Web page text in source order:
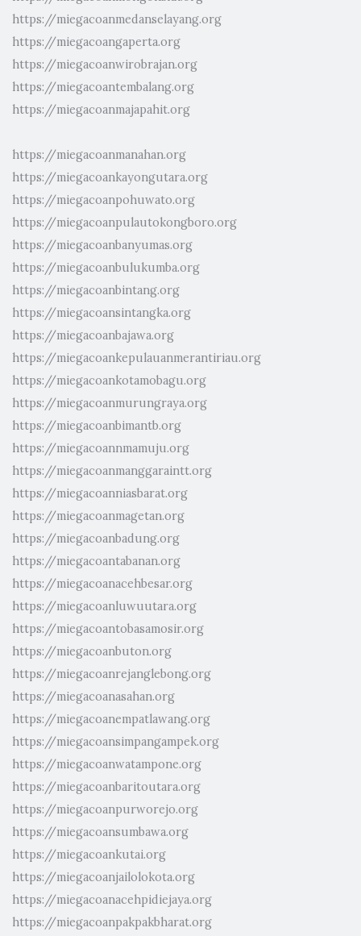
https://miegacoanmedanselayang.org
https://miegacoangaperta.org
https://miegacoanwirobrajan.org
https://miegacoantembalang.org
https://miegacoanmajapahit.org
https://miegacoanmanahan.org
https://miegacoankayongutara.org
https://miegacoanpohuwato.org
https://miegacoanpulautokongboro.org
https://miegacoanbanyumas.org
https://miegacoanbulukumba.org
https://miegacoanbintang.org
https://miegacoansintangka.org
https://miegacoanbajawa.org
https://miegacoankepulauanmerantiriau.org
https://miegacoankotamobagu.org
https://miegacoanmurungraya.org
https://miegacoanbimantb.org
https://miegacoannmamuju.org
https://miegacoanmanggaraintt.org
https://miegacoanniasbarat.org
https://miegacoanmagetan.org
https://miegacoanbadung.org
https://miegacoantabanan.org
https://miegacoanacehbesar.org
https://miegacoanluwuutara.org
https://miegacoantobasamosir.org
https://miegacoanbuton.org
https://miegacoanrejanglebong.org
https://miegacoanasahan.org
https://miegacoanempatlawang.org
https://miegacoansimpangampek.org
https://miegacoanwatampone.org
https://miegacoanbaritoutara.org
https://miegacoanpurworejo.org
https://miegacoansumbawa.org
https://miegacoankutai.org
https://miegacoanjailolokota.org
https://miegacoanacehpidiejaya.org
https://miegacoanpakpakbharat.org